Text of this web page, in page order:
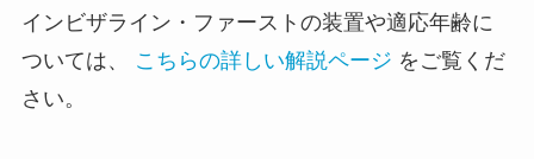
インビザライン・ファーストの装置や適応年齢に
ついては、
こちらの詳しい解説ページ をご覧くだ
さい。